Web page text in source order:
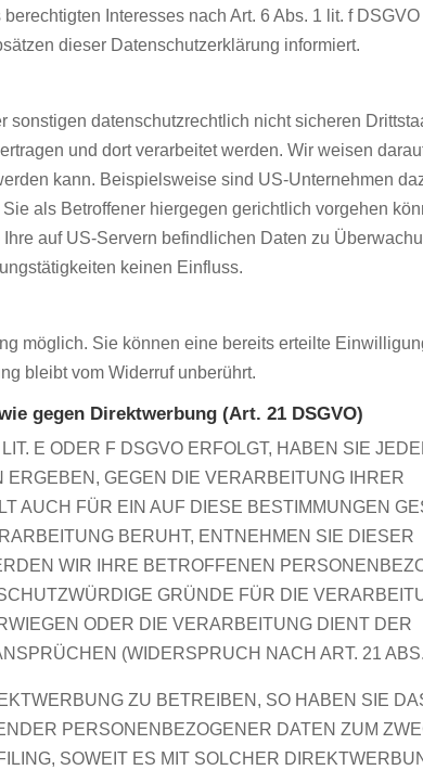
Interesses nach Art. 6 Abs. 1 lit. f
dieser Datenschutzerklärung informiert.
datenschutzrechtlich nicht sicheren
und dort verarbeitet werden. Wir weisen
kann. Beispielsweise sind US-Unternehmen
als Betroffener hiergegen gerichtlich vorgehen
auf US-Servern befindlichen Daten zu
keinen Einfluss.
möglich. Sie können eine bereits erteilte
bleibt vom Widerruf unberührt.
gegen Direktwerbung (Art. 21 DSGVO)
E ODER F DSGVO ERFOLGT, HABEN SIE
GEGEN DIE VERARBEITUNG IHRER
AUCH FÜR EIN AUF DIESE BESTIMMUNGEN
BERUHT, ENTNEHMEN SIE DIESER
WIR IHRE BETROFFENEN
GRÜNDE FÜR DIE
ODER DIE VERARBEITUNG DIENT DER
(WIDERSPRUCH NACH ART. 21
ZU BETREIBEN, SO HABEN SIE
PERSONENBEZOGENER DATEN ZUM
SOWEIT ES MIT SOLCHER